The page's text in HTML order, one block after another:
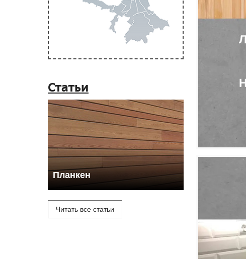
Статьи
Планкен
Читать все статьи